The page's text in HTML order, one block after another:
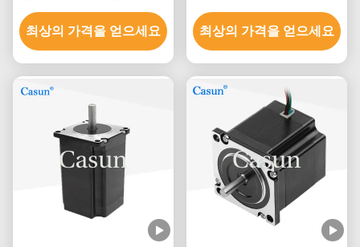
CNC 기계
최상의 가격을 얻으세요
0.9N.m NEMA 23 정밀 기
기
최상의 가격을 얻으세요